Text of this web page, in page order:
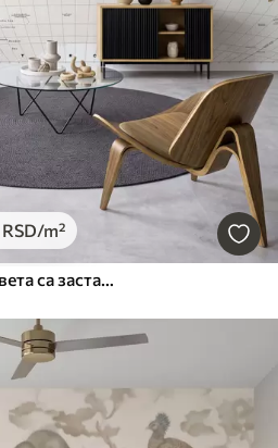
RSD/m²
Смеђа политичка мапа света са заставама на енглеском језику